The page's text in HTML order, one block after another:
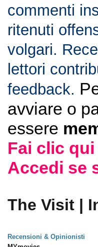
commenti
ritenuti
volgari.
lettori
feedback.
avviare o
essere
Fai clic
Accedi se
The Visit |
Recensioni & Opinionisti